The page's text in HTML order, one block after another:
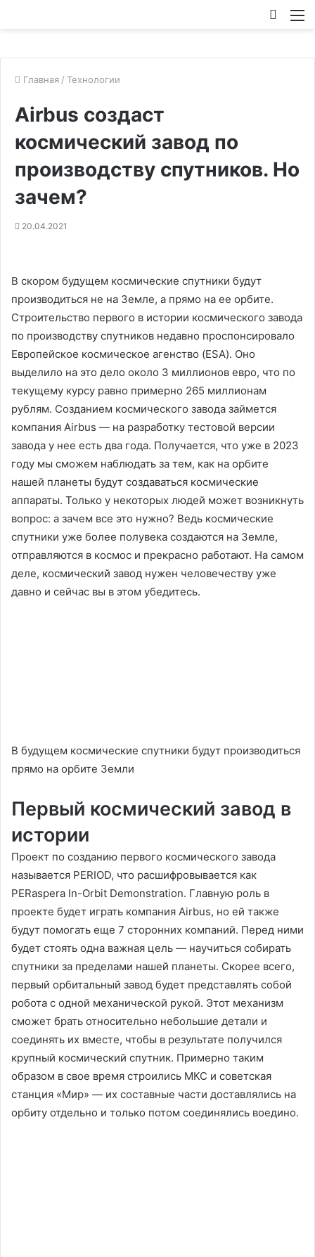
Главная / Технологии
Airbus создаст
космический завод по
производству спутников. Но
зачем?
20.04.2021
В скором будущем космические спутники будут
производиться не на Земле, а прямо на ее орбите.
Строительство первого в истории космического завода
по производству спутников недавно проспонсировало
Европейское космическое агенство (ESA). Оно
выделило на это дело около 3 миллионов евро, что по
текущему курсу равно примерно 265 миллионам
рублям. Созданием космического завода займется
компания Airbus — на разработку тестовой версии
завода у нее есть два года. Получается, что уже в 2023
году мы сможем наблюдать за тем, как на орбите
нашей планеты будут создаваться космические
аппараты. Только у некоторых людей может возникнуть
вопрос: а зачем все это нужно? Ведь космические
спутники уже более полувека создаются на Земле,
отправляются в космос и прекрасно работают. На самом
деле, космический завод нужен человечеству уже
давно и сейчас вы в этом убедитесь.
В будущем космические спутники будут производиться
прямо на орбите Земли
Первый космический завод в
истории
Проект по созданию первого космического завода
называется PERIOD, что расшифровывается как
PERaspera In-Orbit Demonstration. Главную роль в
проекте будет играть компания Airbus, но ей также
будут помогать еще 7 сторонних компаний. Перед ними
будет стоять одна важная цель — научиться собирать
спутники за пределами нашей планеты. Скорее всего,
первый орбитальный завод будет представлять собой
робота с одной механической рукой. Этот механизм
сможет брать относительно небольшие детали и
соединять их вместе, чтобы в результате получился
крупный космический спутник. Примерно таким
образом в свое время строились МКС и советская
станция «Мир» — их составные части доставлялись на
орбиту отдельно и только потом соединялись воедино.